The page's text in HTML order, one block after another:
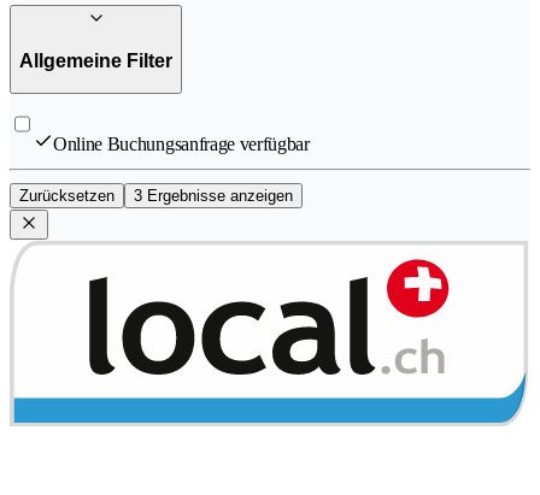
Allgemeine Filter
Online Buchungsanfrage verfügbar
Zurücksetzen 3 Ergebnisse anzeigen